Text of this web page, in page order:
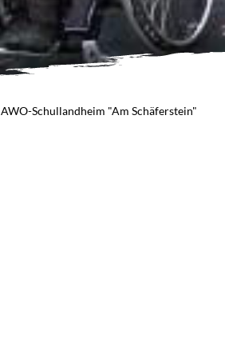
AWO-Schullandheim "Am Schäferstein"